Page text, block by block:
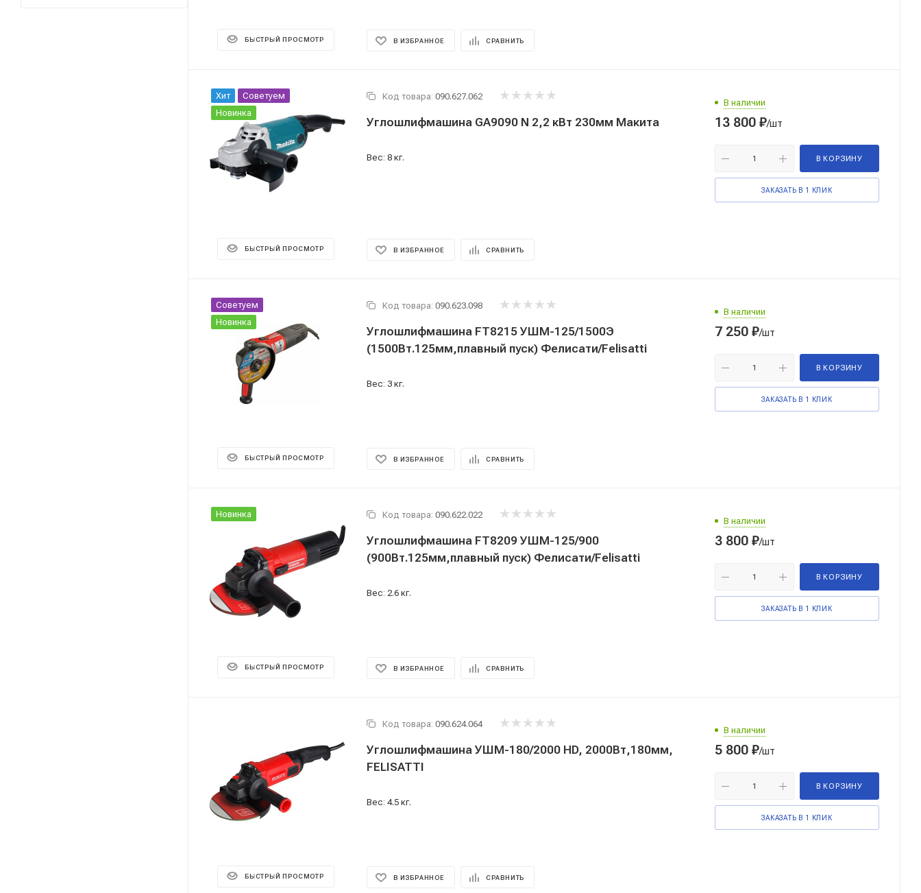
БЫСТРЫЙ ПРОСМОТР В ИЗБРАННОЕ СРАВНИТЬ
Хит
Советуем
Новинка
БЫСТРЫЙ ПРОСМОТР
Код товара: 090.627.062
Углошлифмашина GA9090 N 2,2 кВт 230мм Макита
Вес: 8 кг.
В ИЗБРАННОЕ СРАВНИТЬ
В наличии
13 800 ₽/шт
В КОРЗИНУ
ЗАКАЗАТЬ В 1 КЛИК
Советуем
Новинка
БЫСТРЫЙ ПРОСМОТР
Код товара: 090.623.098
Углошлифмашина FT8215 УШМ-125/1500Э
(1500Вт.125мм,плавный пуск) Фелисати/Felisatti
Вес: 3 кг.
В ИЗБРАННОЕ СРАВНИТЬ
В наличии
7 250 ₽/шт
В КОРЗИНУ
ЗАКАЗАТЬ В 1 КЛИК
Новинка
БЫСТРЫЙ ПРОСМОТР
Код товара: 090.622.022
Углошлифмашина FT8209 УШМ-125/900
(900Вт.125мм,плавный пуск) Фелисати/Felisatti
Вес: 2.6 кг.
В ИЗБРАННОЕ СРАВНИТЬ
В наличии
3 800 ₽/шт
В КОРЗИНУ
ЗАКАЗАТЬ В 1 КЛИК
БЫСТРЫЙ ПРОСМОТР
Код товара: 090.624.064
Углошлифмашина УШМ-180/2000 HD, 2000Вт,180мм,
FELISATTI
Вес: 4.5 кг.
В ИЗБРАННОЕ СРАВНИТЬ
В наличии
5 800 ₽/шт
В КОРЗИНУ
ЗАКАЗАТЬ В 1 КЛИК